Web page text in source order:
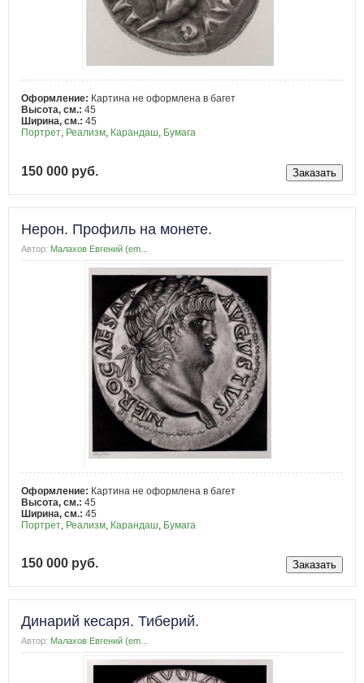
Оформление: Картина не оформлена в багет
Высота, см.: 45
Ширина, см.: 45
Портрет, Реализм, Карандаш, Бумага
150 000 руб.
Нерон. Профиль на монете.
Автор: Малахов Евгений (em...
Оформление: Картина не оформлена в багет
Высота, см.: 45
Ширина, см.: 45
Портрет Реализм Карандаш Бумага
150 000 руб.
Динарий кесаря. Тиберий.
Автор: Малахов Евгений (em...